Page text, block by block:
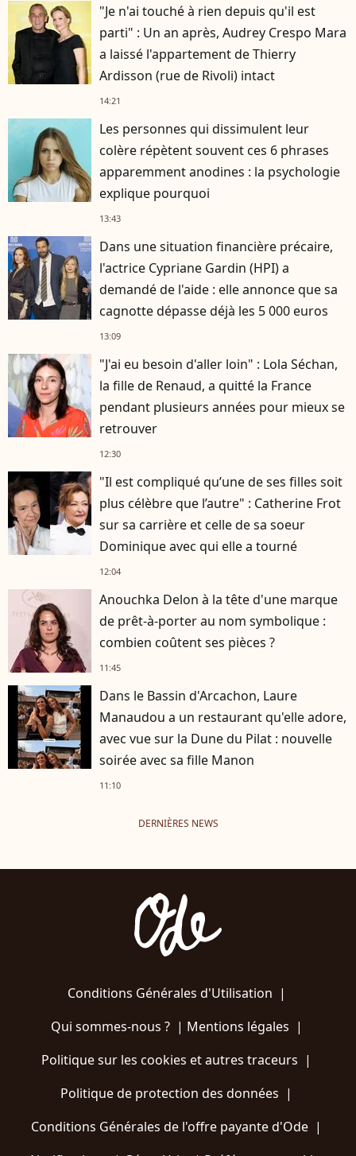
"Je n'ai touché à rien depuis qu'il est
parti" : Un an après, Audrey Crespo Mara
a laissé l'appartement de Thierry
Ardisson (rue de Rivoli) intact
14:21
Les personnes qui dissimulent leur
colère répètent souvent ces 6 phrases
apparemment anodines : la psychologie
explique pourquoi
13:43
Dans une situation financière précaire,
l'actrice Cypriane Gardin (HPI) a
demandé de l'aide : elle annonce que sa
cagnotte dépasse déjà les 5 000 euros
13:09
"J'ai eu besoin d'aller loin" : Lola Séchan,
la fille de Renaud, a quitté la France
pendant plusieurs années pour mieux se
retrouver
12:30
"Il est compliqué qu’une de ses filles soit
plus célèbre que l’autre" : Catherine Frot
sur sa carrière et celle de sa soeur
Dominique avec qui elle a tourné
12:04
Anouchka Delon à la tête d'une marque
de prêt-à-porter au nom symbolique :
combien coûtent ses pièces ?
11:45
Dans le Bassin d'Arcachon, Laure
Manaudou a un restaurant qu'elle adore,
avec vue sur la Dune du Pilat : nouvelle
soirée avec sa fille Manon
11:10
DERNIÈRES NEWS
Conditions Générales d'Utilisation |
Qui sommes-nous ?| Mentions légales |
Politique sur les cookies et autres traceurs |
Politique de protection des données |
Conditions Générales de l'offre payante d'Ode |